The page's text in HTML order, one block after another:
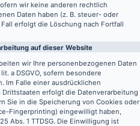
wir keine anderen rechtlich
Daten haben (z. B. steuer- oder
erfolgt die Löschung nach Fortfall
auf dieser Website
wir Ihre personenbezogenen Daten
a DSGVO, sofern besondere
Im Falle einer ausdrücklichen
erfolgt die Datenverarbeitung
Sie in die Speicherung von Cookies oder
Fingerprinting) eingewilligt haben,
Abs. 1 TTDSG. Die Einwilligung ist